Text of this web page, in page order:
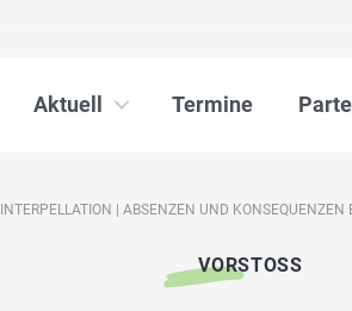
Aktuell Termine
INTERPELLATION | ABSENZEN UND KONSEQUENZEN
VORSTOSS